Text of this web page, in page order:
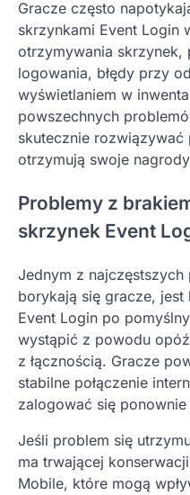
Gracze często
skrzynkami Event Login
otrzymywania skrzynek,
logowania, błędy przy
wyświetlaniem w
powszechnych
skutecznie
otrzymują swoje
Problemy z
skrzynek Event
Jednym z
borykają się gracze,
Event Login po
wystąpić z powodu
z łącznością. Gracze
stabilne połączenie
zalogować się
Jeśli problem się
ma trwającej
Mobile, które mogą